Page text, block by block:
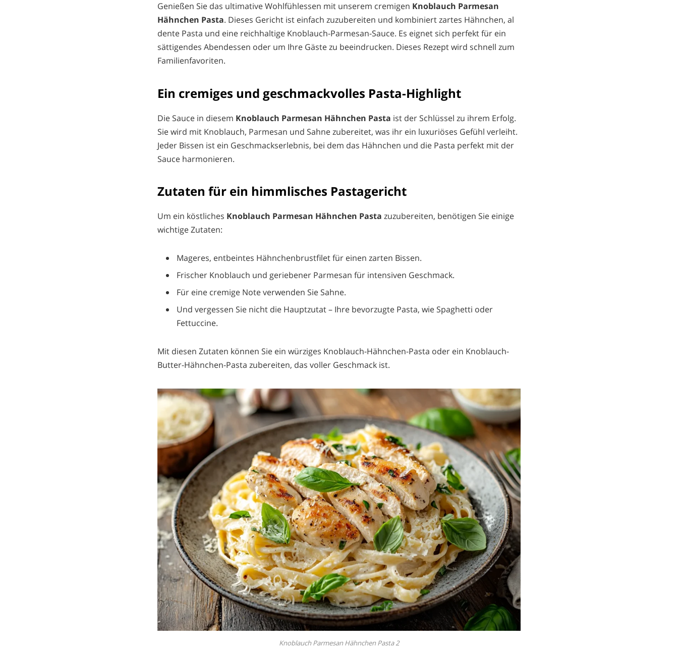
Genießen Sie das ultimative Wohlfühlessen mit unserem cremigen Knoblauch Parmesan
Hähnchen Pasta. Dieses Gericht ist einfach zuzubereiten und kombiniert zartes Hähnchen, al
dente Pasta und eine reichhaltige Knoblauch-Parmesan-Sauce. Es eignet sich perfekt für ein
sättigendes Abendessen oder um Ihre Gäste zu beeindrucken. Dieses Rezept wird schnell zum
Familienfavoriten.
Ein cremiges und geschmackvolles Pasta-Highlight
Die Sauce in diesem Knoblauch Parmesan Hähnchen Pasta ist der Schlüssel zu ihrem Erfolg.
Sie wird mit Knoblauch, Parmesan und Sahne zubereitet, was ihr ein luxuriöses Gefühl verleiht.
Jeder Bissen ist ein Geschmackserlebnis, bei dem das Hähnchen und die Pasta perfekt mit der
Sauce harmonieren.
Zutaten für ein himmlisches Pastagericht
Um ein köstliches Knoblauch Parmesan Hähnchen Pasta zuzubereiten, benötigen Sie einige
wichtige Zutaten:
Mageres, entbeintes Hähnchenbrustfilet für einen zarten Bissen.
Frischer Knoblauch und geriebener Parmesan für intensiven Geschmack.
Für eine cremige Note verwenden Sie Sahne.
Und vergessen Sie nicht die Hauptzutat – Ihre bevorzugte Pasta, wie Spaghetti oder
Fettuccine.
Mit diesen Zutaten können Sie ein würziges Knoblauch-Hähnchen-Pasta oder ein Knoblauch-
Butter-Hähnchen-Pasta zubereiten, das voller Geschmack ist.
Knoblauch Parmesan Hähnchen Pasta 2